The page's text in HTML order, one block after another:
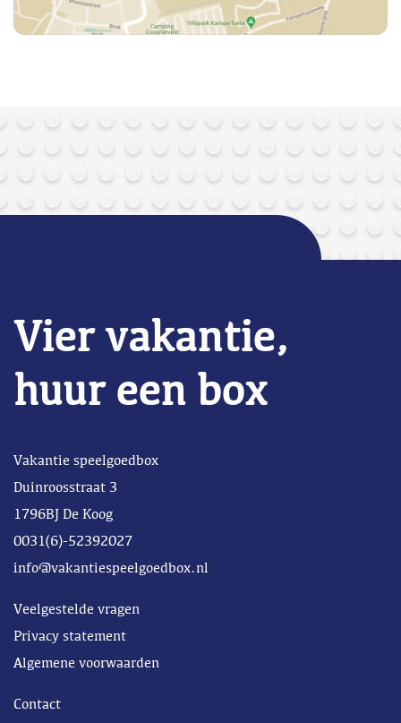
Vier vakantie,
huur een box
Vakantie speelgoedbox
Duinroosstraat 3
1796BJ De Koog
0031(6)-52392027
info@vakantiespeelgoedbox.nl
Veelgestelde vragen
Privacy statement
Algemene voorwaarden
Contact